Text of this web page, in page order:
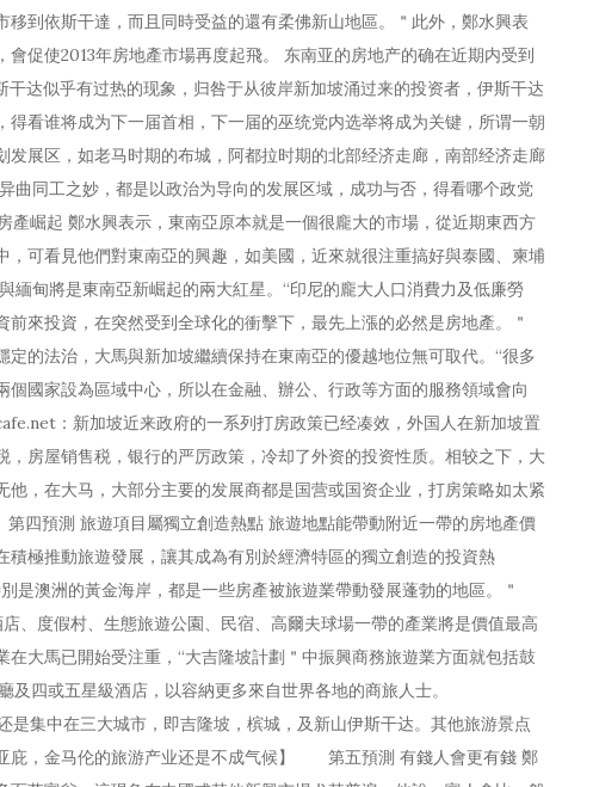
移到依斯干達，而且同時受益的還有柔佛新山地區。＂此外，鄭水興表
促使2013年房地產市場再度起飛。 东南亚的房地产的确在近期内受到
达似乎有过热的现象，归咎于从彼岸新加坡涌过来的投资者，伊斯干达
得看谁将成为下一届首相，下一届的巫统党内选举将成为关键，所谓一朝
发展区，如老马时期的布城，阿都拉时期的北部经济走廊，南部经济走廊
曲同工之妙，都是以政治为导向的发展区域，成功与否，得看哪个政党
崛起 鄭水興表示，東南亞原本就是一個很龐大的市場，從近期東西方
，可看見他們對東南亞的興趣，如美國，近來就很注重搞好與泰國、柬埔
緬甸將是東南亞新崛起的兩大紅星。“印尼的龐大人口消費力及低廉勞
來投資，在突然受到全球化的衝擊下，最先上漲的必然是房地產。＂
的法治，大馬與新加坡繼續保持在東南亞的優越地位無可取代。“很多
國家設為區域中心，所以在金融、辦公、行政等方面的服務領域會向
：新加坡近来政府的一系列打房政策已经凑效，外国人在新加坡置
，房屋销售税，银行的严厉政策，冷却了外资的投资性质。相较之下，大
他，在大马，大部分主要的发展商都是国营或国资企业，打房策略如太紧
四預測 旅遊項目屬獨立創造熱點 旅遊地點能帶動附近一帶的房地產價
積極推動旅遊發展，讓其成為有別於經濟特區的獨立創造的投資熱
是澳洲的黃金海岸，都是一些房產被旅遊業帶動發展蓬勃的地區。＂
、度假村、生態旅遊公園、民宿、高爾夫球場一帶的產業將是價值最高
在大馬已開始受注重，“大吉隆坡計劃＂中振興商務旅遊業方面就包括鼓
及四或五星級酒店，以容納更多來自世界各地的商旅人士。
是集中在三大城市，即吉隆坡，槟城，及新山伊斯干达。其他旅游景点
庇，金马伦的旅游产业还是不成气候】 第五預測 有錢人會更有錢 鄭